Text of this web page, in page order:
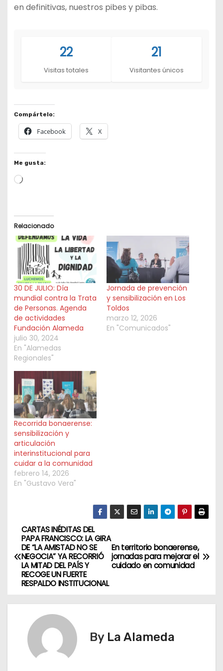
en definitivas, nuestros pibes y pibas.
22
Visitas totales
21
Visitantes únicos
Compártelo:
Facebook X
Me gusta:
L
d
i
n
g
…
Relacionado
30 DE JULIO: Día
mundial contra la Trata
de Personas. Agenda
de actividades
Fundación Alameda
julio 30, 2024
En "Alamedas
Regionales"
Jornada de prevención
y sensibilización en Los
Toldos
marzo 12, 2026
En "Comunicados"
Recorrida bonaerense:
sensibilización y
articulación
interinstitucional para
cuidar a la comunidad
febrero 14, 2026
En "Gustavo Vera"
N
a
v
En territorio bonaerense,
jornadas para mejorar el
cuidado en comunidad
CARTAS INÉDITAS DEL
PAPA FRANCISCO: LA GIRA
DE “LA AMISTAD NO SE
NEGOCIA” YA RECORRIÓ
LA MITAD DEL PAÍS Y
RECOGE UN FUERTE
RESPALDO INSTITUCIONAL
By La Alameda